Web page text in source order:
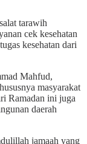
tarawih
cek kesehatan
kesehatan dari
Mahfud,
masyarakat
Ramadan ini juga
daerah
jamaah yang